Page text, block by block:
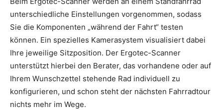
unterschiedliche Einstellungen vorgenommen, sodass
Sie die Komponenten „während der Fahrt“ testen
können. Ein spezielles Kamerasystem visualisiert dabei
Ihre jeweilige Sitzposition. Der Ergotec-Scanner
unterstützt hierbei den Berater, das vorhandene oder auf
Ihrem Wunschzettel stehende Rad individuell zu
konfigurieren, und schon steht der nächsten Fahrradtour
nichts mehr im Wege.